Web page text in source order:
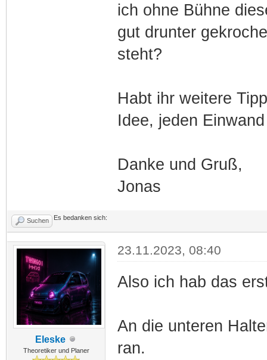
ich ohne Bühne
gut drunter
steht?
Habt ihr weitere
Idee, jeden
Danke und Gruß,
Jonas
Suchen Es bedanken sich:
Eleske
Theoretiker und Planer
23.11.2023, 08:40
Also ich hab das
An die unteren
ran.